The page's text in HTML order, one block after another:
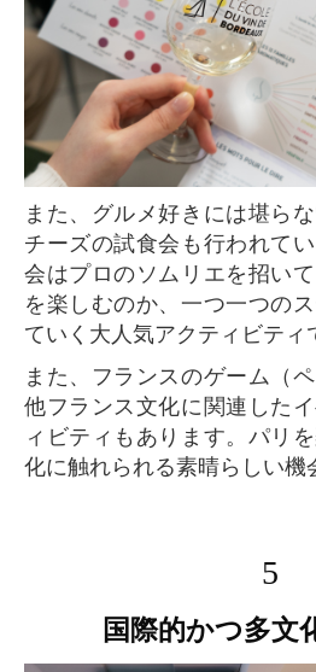
また、グルメ好きには堪らないワインの試飲会、
チーズの試食会も行われて
会はプロのソムリエを招い
を楽しむのか、一つ一つの
ていく大人気アクティビティ
また、フランスのゲーム（ペタンクなど）、その
他フランス文化に関連した
ィビティもあります。パリ
化に触れられる素晴らしい機
5
国際的かつ多